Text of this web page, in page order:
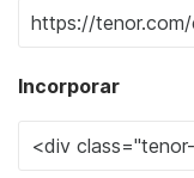
Incorporar